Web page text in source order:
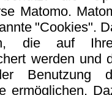
Matomo.
"Cookies".
die auf
werden und
Benutzung
ermöglichen.